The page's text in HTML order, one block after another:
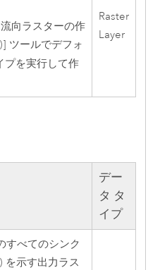
向ラスターの作
ツールでデフォ
プを実行して作
Raster
Layer
デー
タ タ
イプ
すべてのシンク
を示す出力ラス